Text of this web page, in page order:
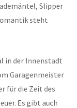
Slipper
steht
in der Innenstadt
Garagenmeister
für die Zeit des
Es gibt auch